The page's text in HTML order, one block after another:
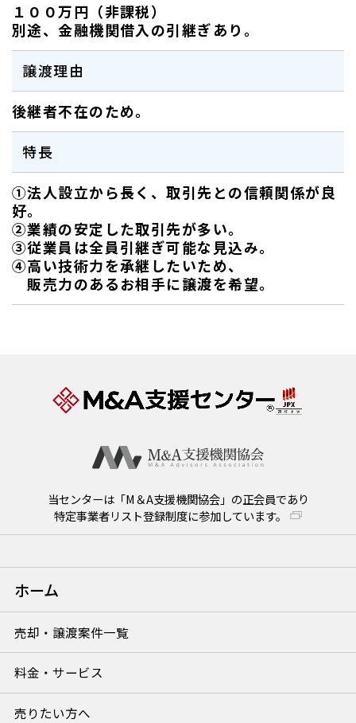
１００万円（非課税）
別途、金融機関借入の引継ぎあり。
譲渡理由
後継者不在のため。
特長
①法人設立から長く、取引先との信頼関係が良
好。
②業績の安定した取引先が多い。
③従業員は全員引継ぎ可能な見込み。
④高い技術力を承継したいため、
販売力のあるお相手に譲渡を希望。
当センターは「M＆A支援機関協会」の正会員であり
特定事業者リスト登録制度に参加しています。
ホーム
売却・譲渡案件一覧
料金・サービス
売りたい方へ